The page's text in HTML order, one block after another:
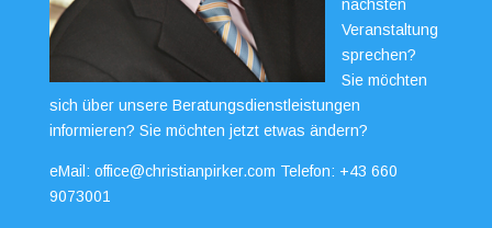
nächsten
Veranstaltung
sprechen?
Sie möchten
sich über unsere Beratungsdienstleistungen
informieren? Sie möchten jetzt etwas ändern?
eMail: office@christianpirker.com Telefon: +43 660
9073001